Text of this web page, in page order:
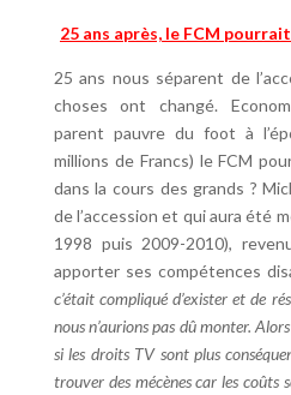
25 ans après, le FCM
25 ans nous séparent de
choses ont changé.
parent pauvre du foot à
millions de Francs) le FCM
dans la cours des grands ?
de l’accession et qui aura été
1998 puis 2009-2010),
apporter ses compétences
c’était compliqué d’exister et de
nous n’aurions pas dû monter.
si les droits TV sont plus
trouver des mécènes car les coûts